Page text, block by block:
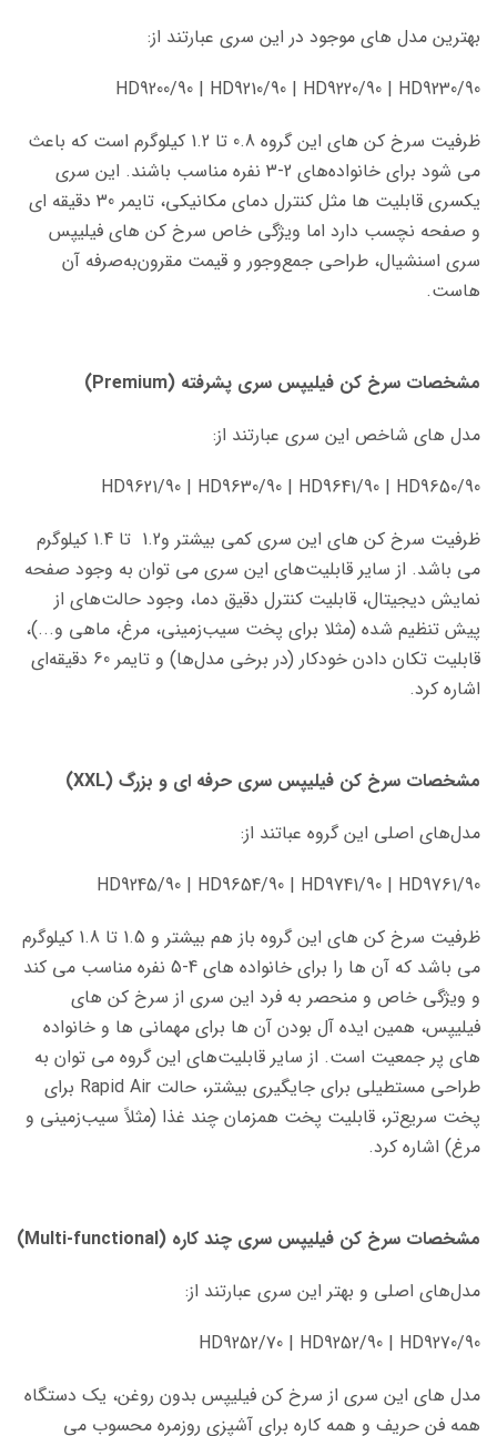
بهترین مدل های موجود در این سری عبارتند از:
HD9200/90 | HD9210/90 | HD9220/90 | HD9230/90
ظرفیت سرخ کن های این گروه 0.8 تا 1.2 کیلوگرم است که باعث
می شود برای خانواده‌های 2-3 نفره مناسب باشند. این سری
یکسری قابلیت ها مثل کنترل دمای مکانیکی، تایمر 30 دقیقه ای
و صفحه نچسب دارد اما ویژگی خاص سرخ کن های فیلیپس
سری اسنشیال، طراحی جمع‌وجور و قیمت مقرون‌به‌صرفه آن
هاست.
مشخصات سرخ کن فیلیپس سری پشرفته (Premium)
مدل های شاخص این سری عبارتند از:
HD9621/90 | HD9630/90 | HD9641/90 | HD9650/90
ظرفیت سرخ کن های این سری کمی بیشتر و1.2 تا 1.4 کیلوگرم
می باشد. از سایر قابلیت‌های این سری می توان به وجود صفحه
نمایش دیجیتال، قابلیت کنترل دقیق دما، وجود حالت‌های از
پیش تنظیم شده (مثلا برای پخت سیب‌زمینی، مرغ، ماهی و...)،
قابلیت تکان دادن خودکار (در برخی مدل‌ها) و تایمر 60 دقیقه‌ای
اشاره کرد.
مشخصات سرخ کن فیلیپس سری حرفه ای و بزرگ (XXL)
مدل‌های اصلی این گروه عباتند از:
HD9245/90 | HD9654/90 | HD9741/90 | HD9761/90
ظرفیت سرخ کن های این گروه باز هم بیشتر و 1.5 تا 1.8 کیلوگرم
می باشد که آن ها را برای خانواده های 4-5 نفره مناسب می کند
و ویژگی خاص و منحصر به فرد این سری از سرخ کن های
فیلیپس، همین ایده آل بودن آن ها برای مهمانی ها و خانواده
های پر جمعیت است. از سایر قابلیت‌های این گروه می توان به
طراحی مستطیلی برای جایگیری بیشتر، حالت Rapid Air برای
پخت سریع‌تر، قابلیت پخت همزمان چند غذا (مثلاً سیب‌زمینی و
مرغ) اشاره کرد.
مشخصات سرخ کن فیلیپس سری چند کاره (Multi-functional)
مدل‌های اصلی و بهتر این سری عبارتند از:
HD9252/70 | HD9252/90 | HD9270/90
مدل های این سری از سرخ کن فیلیپس بدون روغن، یک دستگاه
همه فن حریف و همه کاره برای آشپزی روزمره محسوب می